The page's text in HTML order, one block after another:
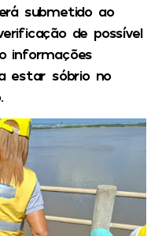
submetido ao
de possível
informações
estar sóbrio no